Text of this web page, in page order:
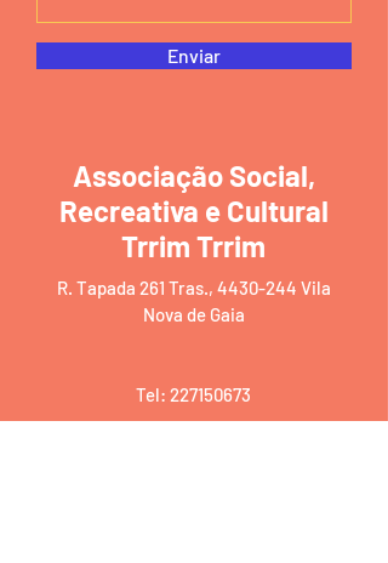
Enviar
Associação Social,
Recreativa e Cultural
Trrim Trrim
R. Tapada 261 Tras., 4430-244 Vila
Nova de Gaia
Tel: 227150673